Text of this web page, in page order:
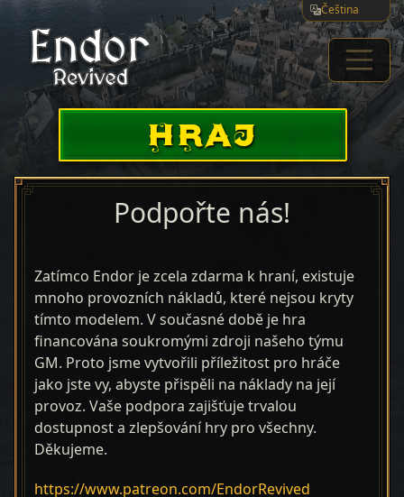
Čeština
HRAJ
Podpořte nás!
Zatímco Endor je zcela zdarma k hraní, existuje
mnoho provozních nákladů, které nejsou kryty
tímto modelem. V současné době je hra
financována soukromými zdroji našeho týmu
GM. Proto jsme vytvořili příležitost pro hráče
jako jste vy, abyste přispěli na náklady na její
provoz. Vaše podpora zajišťuje trvalou
dostupnost a zlepšování hry pro všechny.
Děkujeme.
https://www.patreon.com/EndorRevived